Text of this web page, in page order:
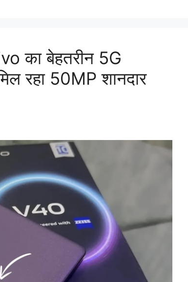
का बेहतरीन 5G
रहा 50MP शानदार